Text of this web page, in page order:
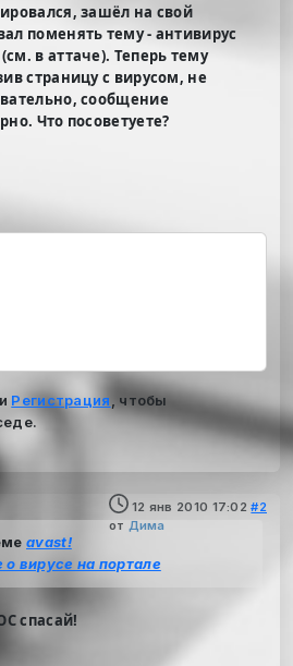
зашёл на свой
поменять тему - антивирус
в аттаче). Теперь тему
страницу с вирусом, не
сообщение
Что посоветуете?
Регистрация
, чтобы
12 янв 2010 17:02 #2
от Дима
avast!
вирусе на портале
спасай!